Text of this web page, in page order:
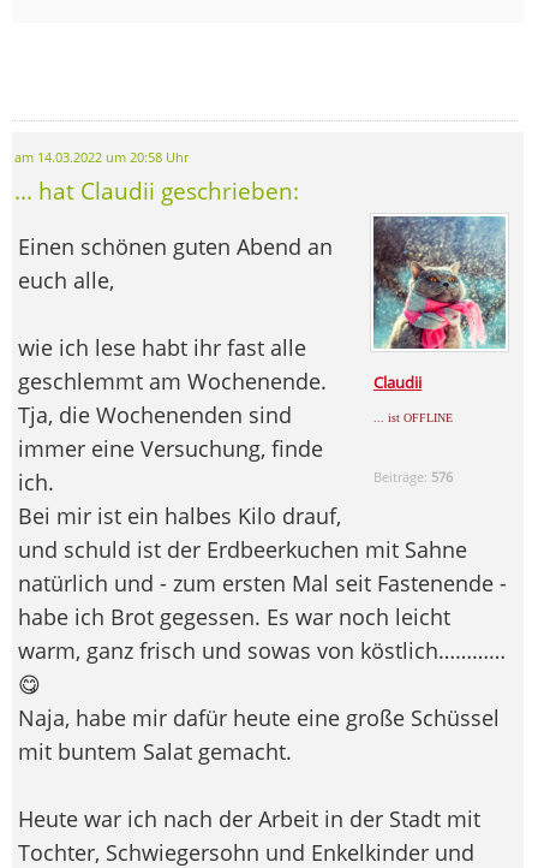
am 14.03.2022 um 20:58 Uhr
... hat Claudii geschrieben:
Claudii
... ist OFFLINE
Beiträge: 576
Einen schönen guten Abend an
euch alle,
wie ich lese habt ihr fast alle
geschlemmt am Wochenende.
Tja, die Wochenenden sind
immer eine Versuchung, finde
ich.
Bei mir ist ein halbes Kilo drauf,
und schuld ist der Erdbeerkuchen mit Sahne
natürlich und - zum ersten Mal seit Fastenende -
habe ich Brot gegessen. Es war noch leicht
warm, ganz frisch und sowas von köstlich…………
😋
Naja, habe mir dafür heute eine große Schüssel
mit buntem Salat gemacht.
Heute war ich nach der Arbeit in der Stadt mit
Tochter, Schwiegersohn und Enkelkinder und